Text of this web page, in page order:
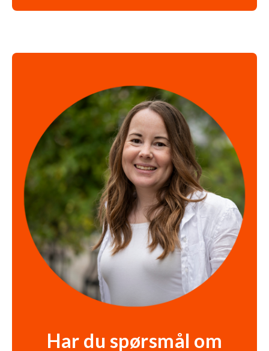
Har du spørsmål om